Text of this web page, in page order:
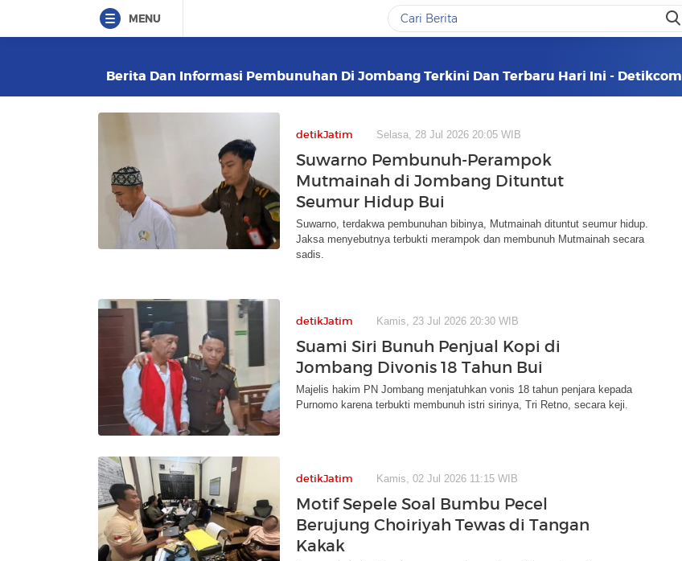
MENU
Berita Dan Informasi Pembunuhan Di Jombang Terkini Dan Terbaru Hari Ini - Detikcom
detikJatim Selasa, 28 Jul 2026 20:05 WIB
Suwarno Pembunuh-Perampok
Mutmainah di Jombang Dituntut
Seumur Hidup Bui
Suwarno, terdakwa pembunuhan bibinya, Mutmainah dituntut seumur hidup.
Jaksa menyebutnya terbukti merampok dan membunuh Mutmainah secara
sadis.
detikJatim Kamis, 23 Jul 2026 20:30 WIB
Suami Siri Bunuh Penjual Kopi di
Jombang Divonis 18 Tahun Bui
Majelis hakim PN Jombang menjatuhkan vonis 18 tahun penjara kepada
Purnomo karena terbukti membunuh istri sirinya, Tri Retno, secara keji.
detikJatim Kamis, 02 Jul 2026 11:15 WIB
Motif Sepele Soal Bumbu Pecel
Berujung Choiriyah Tewas di Tangan
Kakak